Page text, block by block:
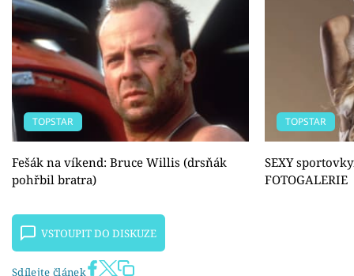
TOPSTAR
Fešák na víkend: Bruce Willis (drsňák
pohřbil bratra)
TOPSTAR
SEXY
FOTOGALERIE
VSTOUPIT DO DISKUZE
Sdílejte článek